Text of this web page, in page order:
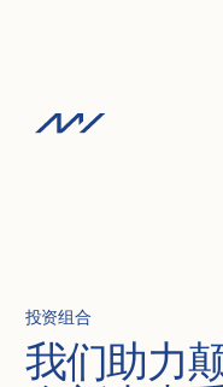
投资组合
我们助力